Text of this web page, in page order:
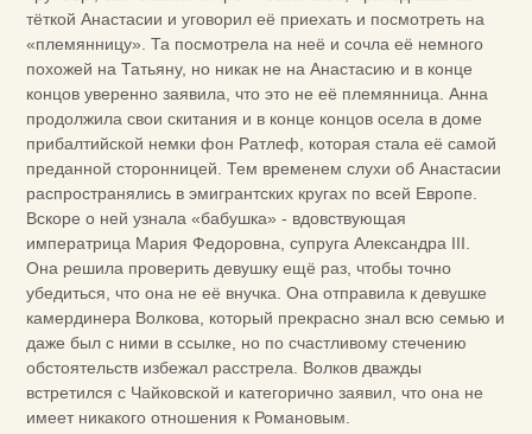
тёткой Анастасии и уговорил её приехать и посмотреть на
«племянницу». Та посмотрела на неё и сочла её немного
похожей на Татьяну, но никак не на Анастасию и в конце
концов уверенно заявила, что это не её племянница. Анна
продолжила свои скитания и в конце концов осела в доме
прибалтийской немки фон Ратлеф, которая стала её самой
преданной сторонницей. Тем временем слухи об Анастасии
распространялись в эмигрантских кругах по всей Европе.
Вскоре о ней узнала «бабушка» - вдовствующая
императрица Мария Федоровна, супруга Александра III.
Она решила проверить девушку ещё раз, чтобы точно
убедиться, что она не её внучка. Она отправила к девушке
камердинера Волкова, который прекрасно знал всю семью и
даже был с ними в ссылке, но по счастливому стечению
обстоятельств избежал расстрела. Волков дважды
встретился с Чайковской и категорично заявил, что она не
имеет никакого отношения к Романовым.